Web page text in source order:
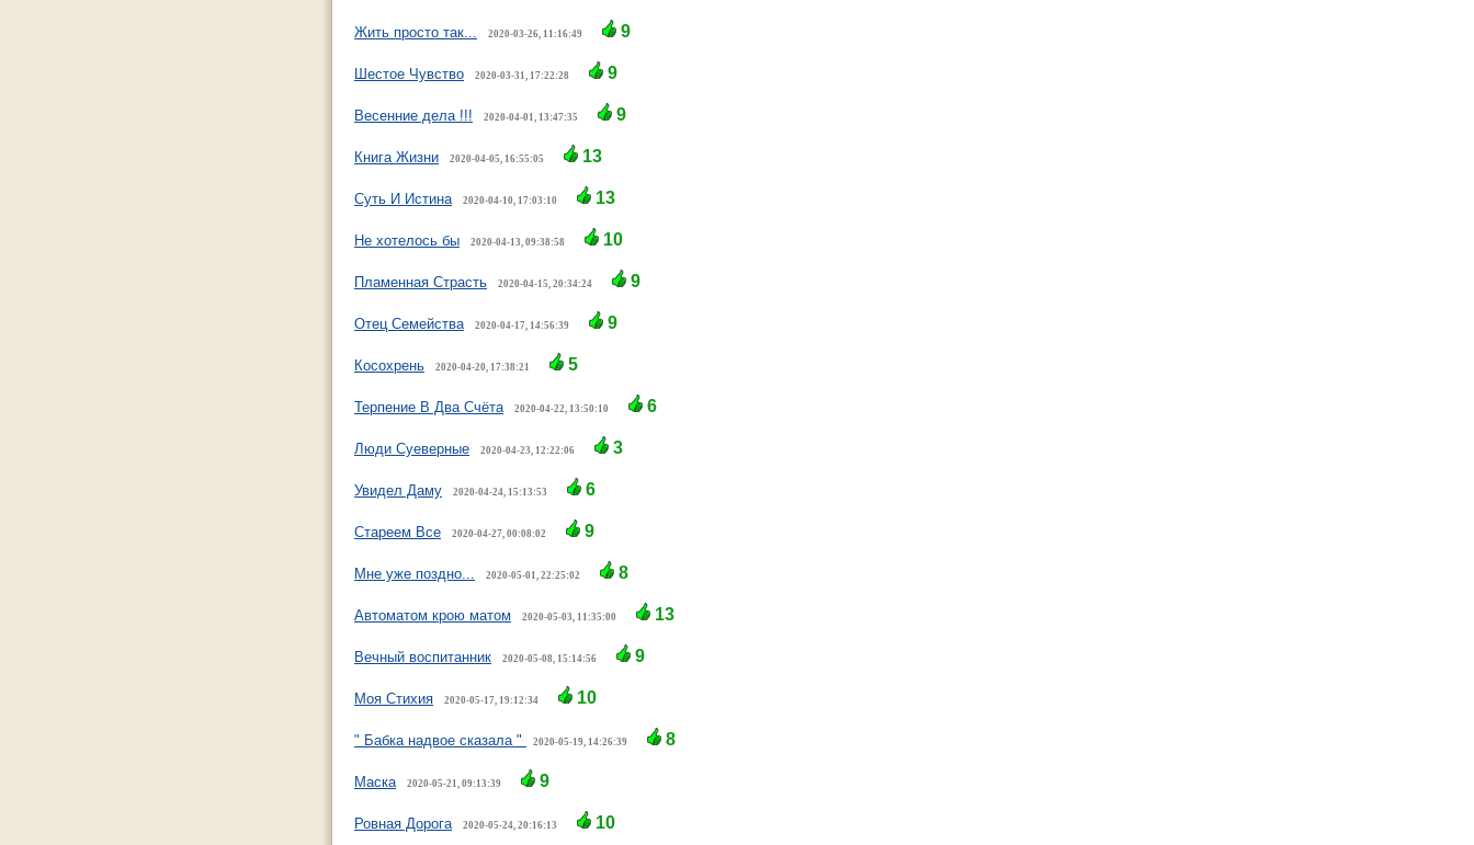
Жить просто так... 2020-03-26, 11:16:49 9
Шестое Чувство 2020-03-31, 17:22:28 9
Весенние дела !!! 2020-04-01, 13:47:35 9
Книга Жизни 2020-04-05, 16:55:05 13
Суть И Истина 2020-04-10, 17:03:10 13
Не хотелось бы 2020-04-13, 09:38:58 10
Пламенная Страсть 2020-04-15, 20:34:24 9
Отец Семейства 2020-04-17, 14:56:39 9
Косохрень 2020-04-20, 17:38:21 5
Терпение В Два Счёта 2020-04-22, 13:50:10 6
Люди Суеверные 2020-04-23, 12:22:06 3
Увидел Даму 2020-04-24, 15:13:53 6
Стареем Все 2020-04-27, 00:08:02 9
Мне уже поздно... 2020-05-01, 22:25:02 8
Автоматом крою матом 2020-05-03, 11:35:00 13
Вечный воспитанник 2020-05-08, 15:14:56 9
Моя Стихия 2020-05-17, 19:12:34 10
" Бабка надвое сказала " 2020-05-19, 14:26:39 8
Маска 2020-05-21, 09:13:39 9
Ровная Дорога 2020-05-24, 20:16:13 10